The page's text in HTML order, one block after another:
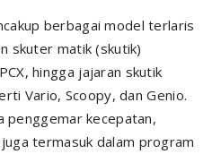
berbagai model terlaris
skuter matik (skutik)
hingga jajaran skutik
Vario, Scoopy, dan Genio.
penggemar kecepatan,
termasuk dalam program